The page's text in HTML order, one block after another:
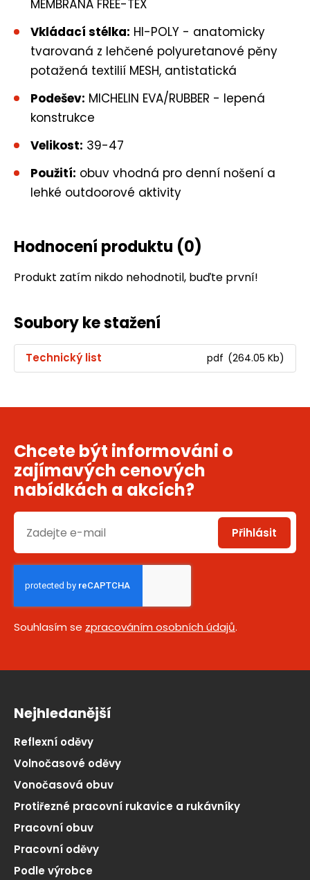
MEMBRÁNA FREE-TEX
Vkládací stélka: HI-POLY - anatomicky
tvarovaná z lehčené polyuretanové pěny
potažená textilií MESH, antistatická
Podešev: MICHELIN EVA/RUBBER - lepená
konstrukce
Velikost: 39-47
Použití: obuv vhodná pro denní nošení a
lehké outdoorové aktivity
Hodnocení produktu (0)
Produkt zatím nikdo nehodnotil, buďte první!
Soubory ke stažení
Technický list pdf (264.05 Kb)
Chcete být informováni o
zajímavých cenových
nabídkách a akcích?
Přihlásit
Souhlasím se zpracováním osobních údajů.
Nejhledanější
Reflexní oděvy
Volnočasové oděvy
Vonočasová obuv
Protiřezné pracovní rukavice a rukávníky
Pracovní obuv
Pracovní oděvy
Podle výrobce